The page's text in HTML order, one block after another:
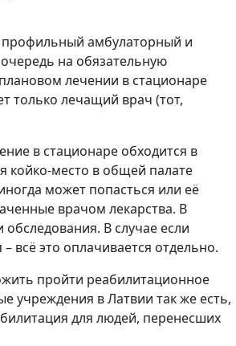
профильный амбулаторный и
на обязательную
лечении в стационаре
только лечащий врач (тот,
в стационаре обходится в
койко-место в общей палате
может попасться или её
врачом лекарства. В
В случае если
всё это оплачивается отдельно.
пройти реабилитационное
учреждения в Латвии так же есть,
для людей, перенесших